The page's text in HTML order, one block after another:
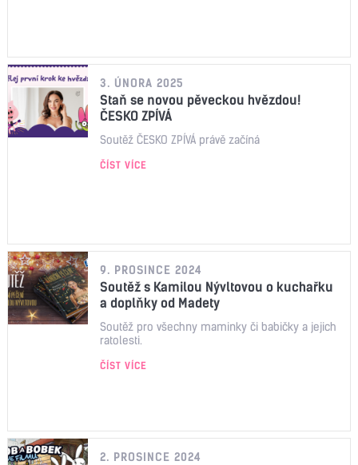
3. ÚNORA 2025
Staň se novou pěveckou hvězdou!
ČESKO ZPÍVÁ
Soutěž ČESKO ZPÍVÁ právě začíná
ČÍST VÍCE
9. PROSINCE 2024
Soutěž s Kamilou Nývltovou o kuchařku
a doplňky od Madety
Soutěž pro všechny maminky či babičky a jejich
ratolesti.
ČÍST VÍCE
2. PROSINCE 2024